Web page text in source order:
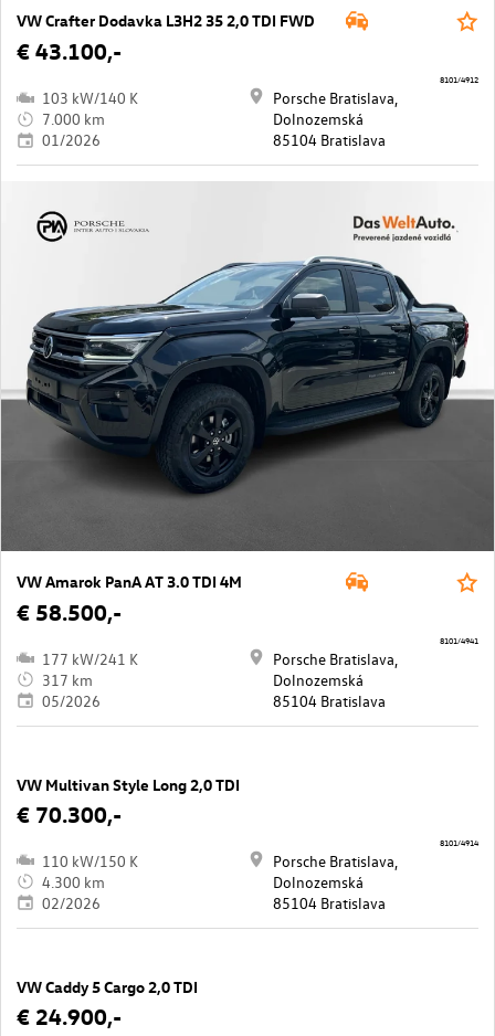
VW Crafter Dodavka L3H2 35 2,0 TDI FWD
€ 43.100,-
103 kW/140 K
7.000 km
01/2026
Porsche Bratislava,
Dolnozemská
85104 Bratislava
8101/4912
VW Amarok PanA AT 3.0 TDI 4M
€ 58.500,-
177 kW/241 K
317 km
05/2026
Porsche Bratislava,
Dolnozemská
85104 Bratislava
8101/4941
VW Multivan Style Long 2,0 TDI
€ 70.300,-
110 kW/150 K
4.300 km
02/2026
Porsche Bratislava,
Dolnozemská
85104 Bratislava
8101/4914
VW Caddy 5 Cargo 2,0 TDI
€ 24.900,-